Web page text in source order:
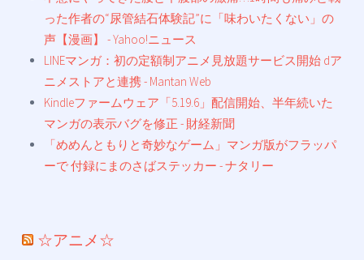
った作者の“尿管結石体験記”に「味わいたくない」の
声【漫画】 - Yahoo!ニュース
LINEマンガ：初の定額制アニメ見放題サービス開始 dア
ニメストアと連携 - Mantan Web
Kindleファームウェア「5.19.6」配信開始、半年続いた
マンガの表示バグを修正 - 財経新聞
「めめんともりと奇妙なゲーム」マンガ版がフラッパ
ーで 付録にまのさばステッカー - ナタリー
☆アニメ☆